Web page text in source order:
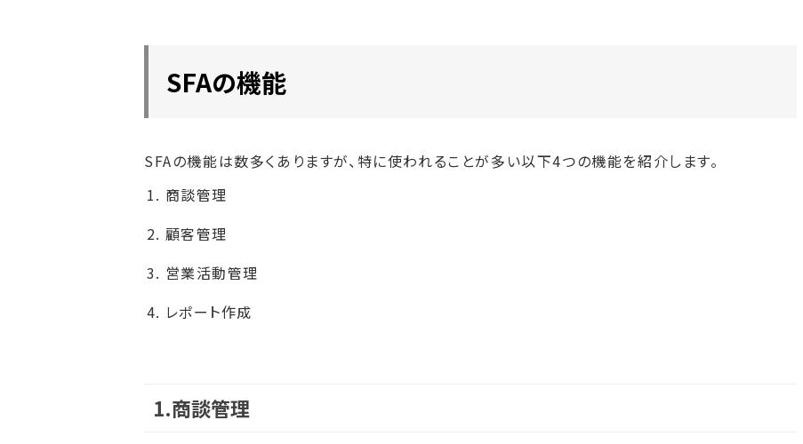
SFAの機能
SFAの機能は数多くありますが、特に使われることが多い以下4つの機能を紹介します。
商談管理
顧客管理
営業活動管理
レポート作成
1.商談管理